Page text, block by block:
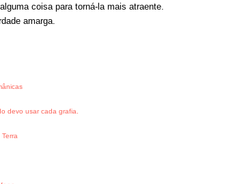
coisa para torná-la mais atraente.
amarga.
devo usar cada grafia.